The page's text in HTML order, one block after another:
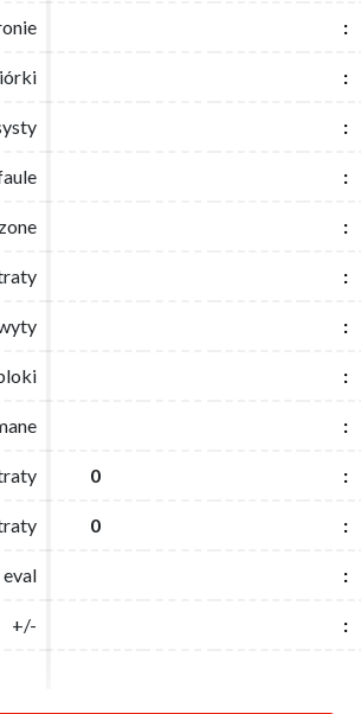
:
:
:
:
:
:
:
:
:
0 :
0 :
eval :
+/- :
:
:
:
:
:
:
:
:
:
0 :
0 :
eval :
+/- :